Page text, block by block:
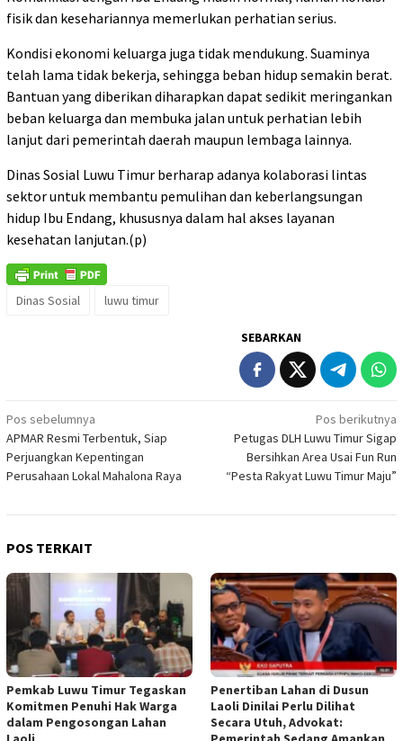
fisik dan kesehariannya memerlukan perhatian serius.
Kondisi ekonomi keluarga juga tidak mendukung. Suaminya
telah lama tidak bekerja, sehingga beban hidup semakin berat.
Bantuan yang diberikan diharapkan dapat sedikit meringankan
beban keluarga dan membuka jalan untuk perhatian lebih
lanjut dari pemerintah daerah maupun lembaga lainnya.
Dinas Sosial Luwu Timur berharap adanya kolaborasi lintas
sektor untuk membantu pemulihan dan keberlangsungan
hidup Ibu Endang, khususnya dalam hal akses layanan
kesehatan lanjutan.(p)
Dinas Sosial luwu timur
SEBARKAN
Navigasi
pos
Pos sebelumnya
APMAR Resmi Terbentuk, Siap
Perjuangkan Kepentingan
Perusahaan Lokal Mahalona Raya
Pos berikutnya
Petugas DLH Luwu Timur Sigap
Bersihkan Area Usai Fun Run
“Pesta Rakyat Luwu Timur Maju”
POS TERKAIT
Pemkab Luwu Timur Tegaskan
Komitmen Penuhi Hak Warga
dalam Pengosongan Lahan
Penertiban Lahan di Dusun
Laoli Dinilai Perlu Dilihat
Secara Utuh, Advokat: